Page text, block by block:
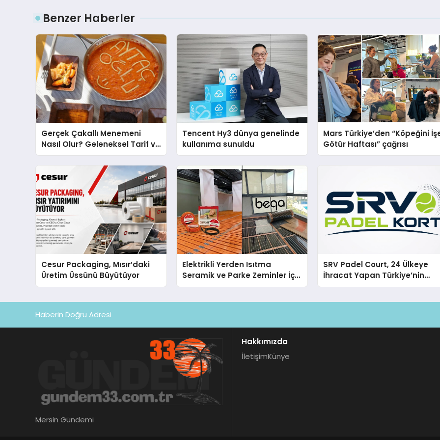
Benzer Haberler
Gerçek Çakallı Menemeni
Nasıl Olur? Geleneksel Tarif ve
Sunum
Tencent Hy3 dünya genelinde
kullanıma sunuldu
Mars Türkiye’den “Köpeğini
Götür Haftası” çağrısı
Cesur Packaging, Mısır’daki
Üretim Üssünü Büyütüyor
Elektrikli Yerden Isıtma
Seramik ve Parke Zeminler İçin
En Verimli Çözümler
SRV Padel Court, 24 Ülkeye
İhracat Yapan Türkiye’nin
Padel Kortu Üretim Gücü
Haberin Doğru Adresi
Mersin Gündemi
Hakkımızda
İletişimKünye